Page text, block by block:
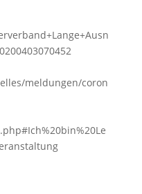
meldungen/coron